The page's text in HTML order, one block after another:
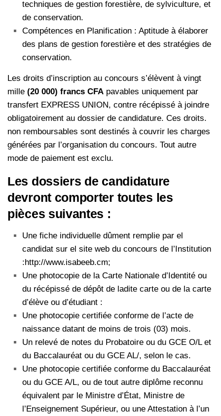
techniques de gestion forestière, de sylviculture, et
de conservation.
Compétences en Planification : Aptitude à élaborer
des plans de gestion forestière et des stratégies de
conservation.
Les droits d’inscription au concours s’élèvent à vingt
mille (20 000) francs CFA pavables uniquement par
transfert EXPRESS UNION, contre récépissé à joindre
obligatoirement au dossier de candidature. Ces droits.
non remboursables sont destinés à couvrir les charges
générées par l’organisation du concours. Tout autre
mode de paiement est exclu.
Les dossiers de candidature
devront comporter toutes les
pièces suivantes :
Une fiche individuelle dûment remplie par el
candidat sur el site web du concours de l’Institution
:http://www.isabeeb.cm;
Une photocopie de la Carte Nationale d’Identité ou
du récépissé de dépôt de ladite carte ou de la carte
d’élève ou d’étudiant :
Une photocopie certifiée conforme de l’acte de
naissance datant de moins de trois (03) mois.
Un relevé de notes du Probatoire ou du GCE O/L et
du Baccalauréat ou du GCE AL/, selon le cas.
Une photocopie certifiée conforme du Baccalauréat
ou du GCE A/L, ou de tout autre diplôme reconnu
équivalent par le Ministre d’État, Ministre de
l’Enseignement Supérieur, ou une Attestation à l’un